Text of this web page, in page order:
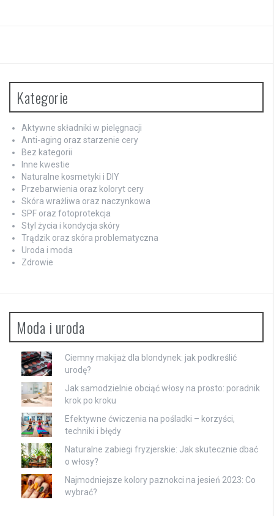
Kategorie
Aktywne składniki w pielęgnacji
Anti-aging oraz starzenie cery
Bez kategorii
Inne kwestie
Naturalne kosmetyki i DIY
Przebarwienia oraz koloryt cery
Skóra wrażliwa oraz naczynkowa
SPF oraz fotoprotekcja
Styl życia i kondycja skóry
Trądzik oraz skóra problematyczna
Uroda i moda
Zdrowie
Moda i uroda
Ciemny makijaż dla blondynek: jak podkreślić
urodę?
Jak samodzielnie obciąć włosy na prosto: poradnik
krok po kroku
Efektywne ćwiczenia na pośladki – korzyści,
techniki i błędy
Naturalne zabiegi fryzjerskie: Jak skutecznie dbać
o włosy?
Najmodniejsze kolory paznokci na jesień 2023: Co
wybrać?